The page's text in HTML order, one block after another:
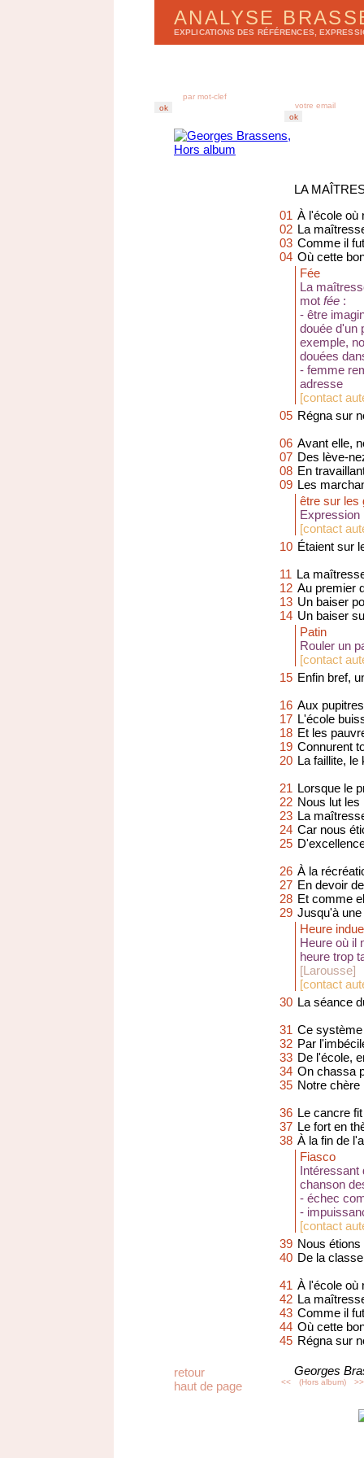
ANALYSE
EXPLICATIONS DES RÉFÉRENCES,
LA
01 À l'école où
02 La
03 Comme il
04 Où cette
Fée
La
mot fée :
- être
douée d'un
exemple,
douées
- femme
adresse
[contact
05 Régna sur
06 Avant elle,
07 Des lève-
08 En
09 Les
être sur les
Expression
[contact
10 Étaient sur
11 La
12 Au premier
13 Un baiser
14 Un baiser
Patin
Rouler un
[contact
15 Enfin bref,
16 Aux
17 L'école
18 Et les
19 Connurent
20 La faillite, le
21 Lorsque le
22 Nous lut les
23 La
24 Car nous
25
26 À la
27 En devoir
28 Et comme
29 Jusqu'à
Heure indue
Heure où il
heure trop
[Larousse]
[contact
30 La séance
31 Ce
32 Par
33 De l'école,
34 On chassa
35 Notre
36 Le cancre
37 Le fort en
38 À la fin de
Fiasco
Intéressant
chanson
- échec
-
[contact
39 Nous
40 De la
41 À l'école où
42 La
43 Comme il
44 Où cette
45 Régna sur
Georges
<< (Hors album) >>
retour
haut de page